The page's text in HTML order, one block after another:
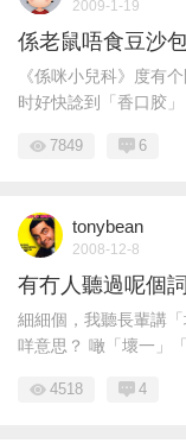
2009-1-19
係老鼠唔食豆沙
《係咪小兒科》度有
时好快諗到「香口胶」
7849 6
tonybean
2008-12-8
有冇人聽過呢個
細細個，我聽長輩講
咩意思？ 噉「壞一」
4518 4